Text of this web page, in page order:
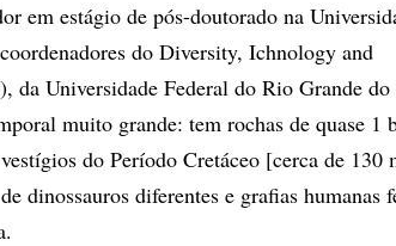
em estágio de pós-doutorado na
do Diversity, Ichnology and
da Universidade Federal do Rio Grande
muito grande: tem rochas de quase 1
do Período Cretáceo [cerca de 130
dinossauros diferentes e grafias humanas